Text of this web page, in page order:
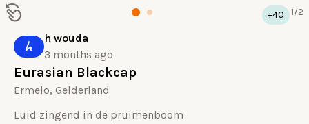
1/2
h
h wouda
3 months ago
Eurasian Blackcap
Ermelo, Gelderland
+40
Luid zingend in de pruimenboom